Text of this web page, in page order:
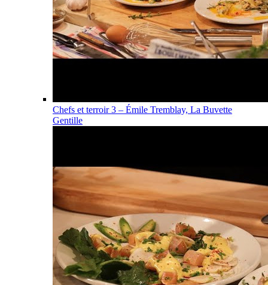
Chefs et terroir 3 – Émile Tremblay, La Buvette
Gentille